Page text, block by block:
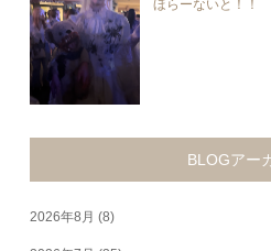
ほらーないと！！
BLOGアー
2026年8月 (8)